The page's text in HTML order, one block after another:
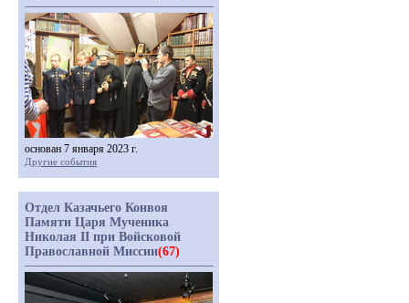
основан 7 января 2023 г.
Другие события
Отдел Казачьего Конвоя
Памяти Царя Мученика
Николая II при Войсковой
Православной Миссии(67)